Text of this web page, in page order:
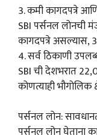
3. कमी कागदपत्रे
SBI पर्सनल लोनची
कागदपत्रे असल्यास,
4. सर्व ठिकाणी
SBI ची देशभरात
कोणत्याही भौगोलिक
पर्सनल लोन: